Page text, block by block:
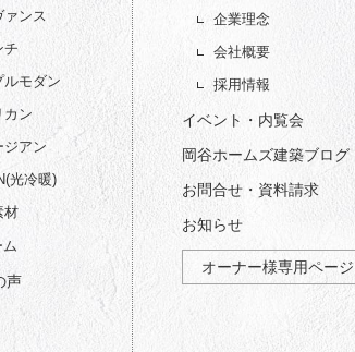
ァンス
チ
ルモダン
カン
ジアン
光冷暖)
材
ム
声
企業理念
会社概要
採用情報
イベント・内覧会
岡谷ホームズ建築ブログ
お問合せ・資料請求
お知らせ
オーナー様専用ページ